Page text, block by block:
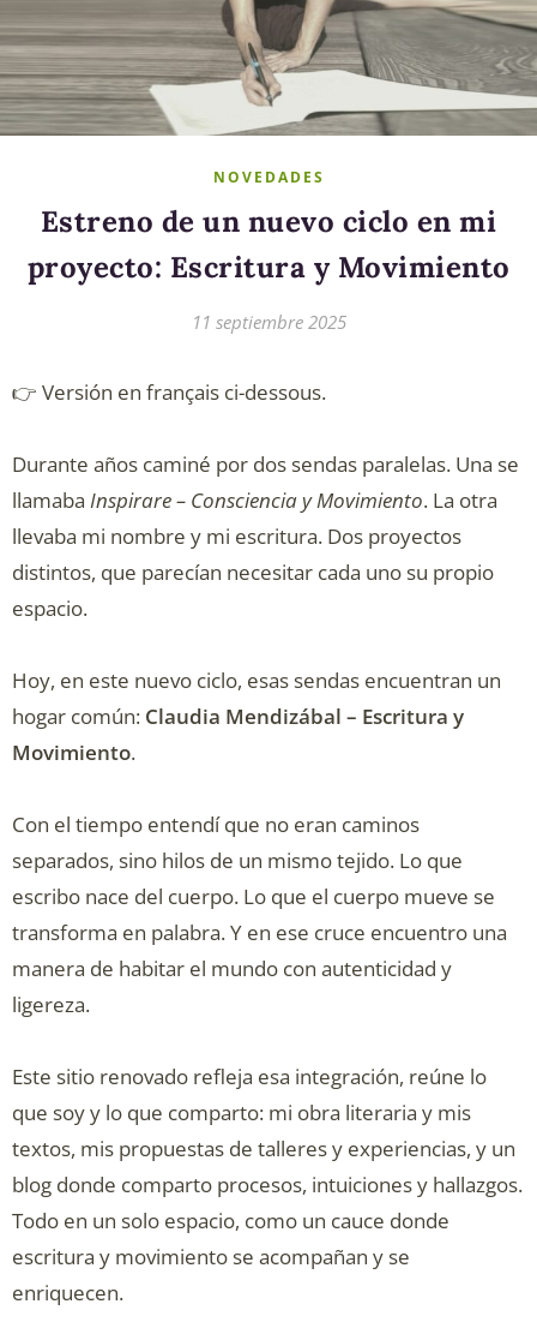
NOVEDADES
Estreno de un nuevo ciclo en mi
proyecto: Escritura y Movimiento
11 septiembre 2025
👉 Versión en français ci-dessous.
Durante años caminé por dos sendas paralelas. Una se
llamaba Inspirare – Consciencia y Movimiento. La otra
llevaba mi nombre y mi escritura. Dos proyectos
distintos, que parecían necesitar cada uno su propio
espacio.
Hoy, en este nuevo ciclo, esas sendas encuentran un
hogar común: Claudia Mendizábal – Escritura y
Movimiento.
Con el tiempo entendí que no eran caminos
separados, sino hilos de un mismo tejido. Lo que
escribo nace del cuerpo. Lo que el cuerpo mueve se
transforma en palabra. Y en ese cruce encuentro una
manera de habitar el mundo con autenticidad y
ligereza.
Este sitio renovado refleja esa integración, reúne lo
que soy y lo que comparto: mi obra literaria y mis
textos, mis propuestas de talleres y experiencias, y un
blog donde comparto procesos, intuiciones y hallazgos.
Todo en un solo espacio, como un cauce donde
escritura y movimiento se acompañan y se
enriquecen.